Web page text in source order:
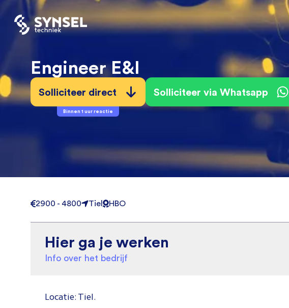
Engineer E&I
Solliciteer direct
Binnen 1 uur reactie
Solliciteer via Whatsapp
2900 - 4800 Tiel HBO
Hier ga je werken
Info over het bedrijf
Locatie: Tiel.